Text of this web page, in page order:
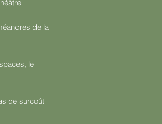
de la
le
de surcoût